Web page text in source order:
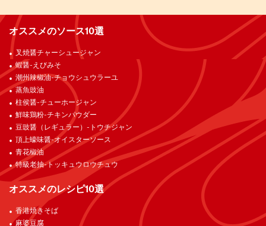
オススメのソース10選
叉焼醤チャーシュージャン
蝦醤-えびみそ
潮州辣椒油-チョウシュウラーユ
蒸魚豉油
柱侯醤-チューホージャン
鮮味鶏粉-チキンパウダー
豆豉醤（レギュラー）-トウチジャン
頂上蠔味醤-オイスターソース
青花椒油
特級老抽-トッキュウロウチュウ
オススメのレシピ10選
香港焼きそば
麻婆豆腐